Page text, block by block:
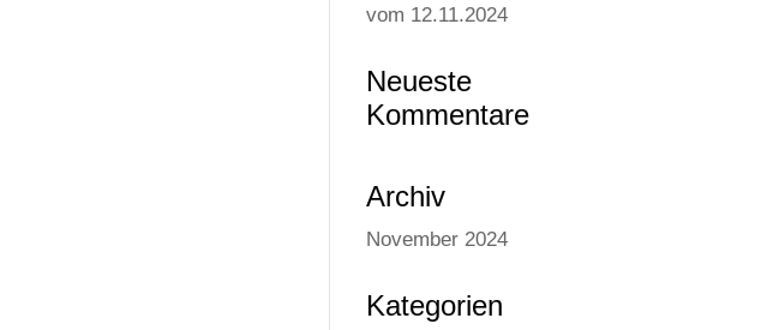
vom 12.11.2024
Neue­ste
Kommentare
Archiv
November 2024
Kate­go­rien